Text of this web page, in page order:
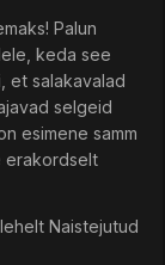
Palun
keda see
et salakavalad
selgeid
esimene samm
erakordselt
Naistejutud